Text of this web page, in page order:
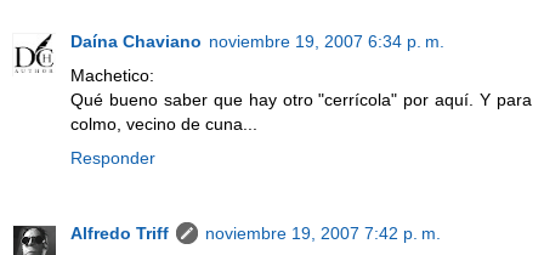
Daína Chaviano noviembre 19, 2007 6:34 p. m.
Machetico:
Qué bueno saber que hay otro "cerrícola" por aquí. Y para
colmo, vecino de cuna...
Responder
Alfredo Triff
noviembre 19, 2007 7:42 p. m.